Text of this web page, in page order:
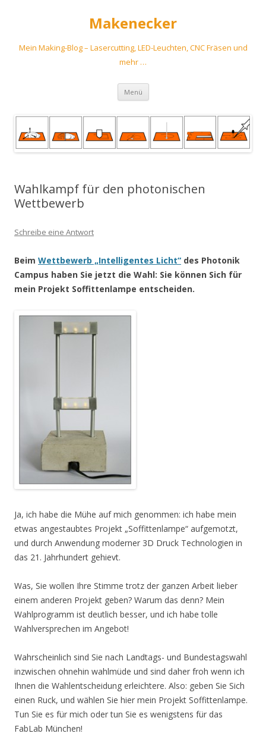
Makenecker
Mein Making-Blog – Lasercutting, LED-Leuchten, CNC Fräsen und
mehr …
Menü Zum
springen
Wahlkampf für den photonischen
Wettbewerb
Schreibe eine Antwort
Beim Wettbewerb „Intelligentes Licht“ des Photonik
Campus haben Sie jetzt die Wahl: Sie können Sich für
mein Projekt Soffittenlampe entscheiden.
Ja, ich habe die Mühe auf mich genommen: ich habe mein
etwas angestaubtes Projekt „Soffittenlampe“ aufgemotzt,
und durch Anwendung moderner 3D Druck Technologien in
das 21. Jahrhundert gehievt.
Was, Sie wollen Ihre Stimme trotz der ganzen Arbeit lieber
einem anderen Projekt geben? Warum das denn? Mein
Wahlprogramm ist deutlich besser, und ich habe tolle
Wahlversprechen im Angebot!
Wahrscheinlich sind Sie nach Landtags- und Bundestagswahl
inzwischen ohnehin wahlmüde und sind daher froh wenn ich
Ihnen die Wahlentscheidung erleichtere. Also: geben Sie Sich
einen Ruck, und wählen Sie hier mein Projekt Soffittenlampe.
Tun Sie es für mich oder tun Sie es wenigstens für das
FabLab München!